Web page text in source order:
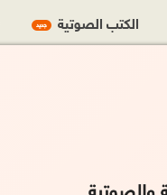
الكتب الصوتية جديد